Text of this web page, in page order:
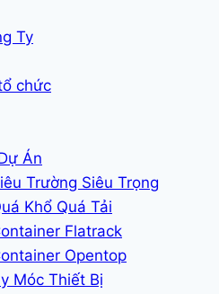
Ty
chức
Án
Trường Siêu Trọng
Khổ Quá Tải
Flatrack
Opentop
Móc Thiết Bị